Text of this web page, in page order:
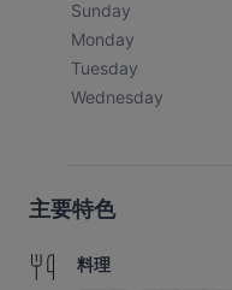
Sunday
Monday
Tuesday
Wednesday
主要特色
料理